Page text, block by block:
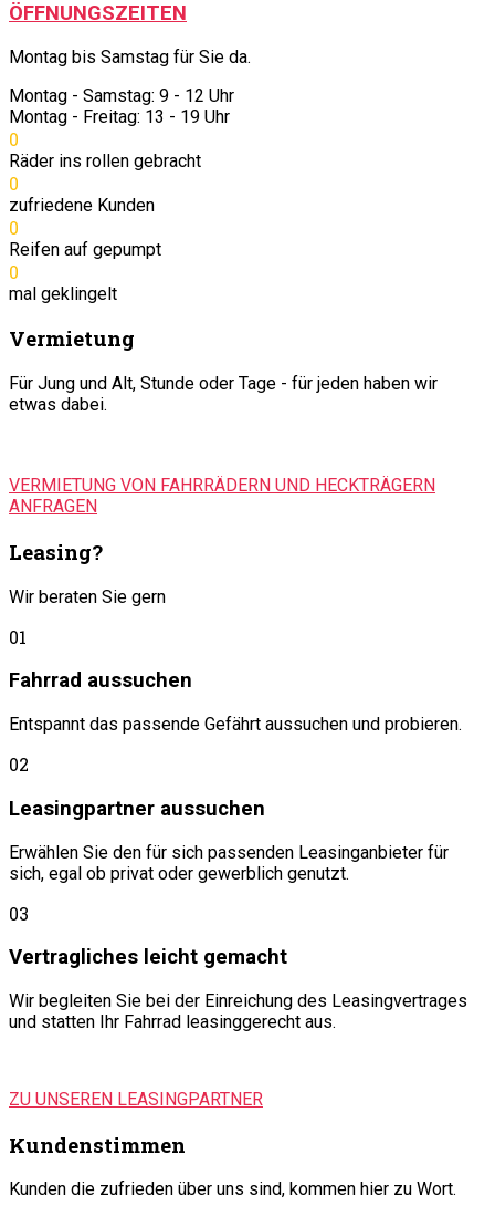
ÖFFNUNGSZEITEN
Montag bis Samstag für Sie da.
Montag - Samstag: 9 - 12 Uhr
Montag - Freitag: 13 - 19 Uhr
0
Räder ins rollen gebracht
0
zufriedene Kunden
0
Reifen auf gepumpt
0
mal geklingelt
Vermietung
Für Jung und Alt, Stunde oder Tage - für jeden haben wir
etwas dabei.
VERMIETUNG VON FAHRRÄDERN UND HECKTRÄGERN
ANFRAGEN
Leasing?
Wir beraten Sie gern
01
Fahrrad aussuchen
Entspannt das passende Gefährt aussuchen und probieren.
02
Leasingpartner aussuchen
Erwählen Sie den für sich passenden Leasinganbieter für
sich, egal ob privat oder gewerblich genutzt.
03
Vertragliches leicht gemacht
Wir begleiten Sie bei der Einreichung des Leasingvertrages
und statten Ihr Fahrrad leasinggerecht aus.
ZU UNSEREN LEASINGPARTNER
Kundenstimmen
Kunden die zufrieden über uns sind, kommen hier zu Wort.